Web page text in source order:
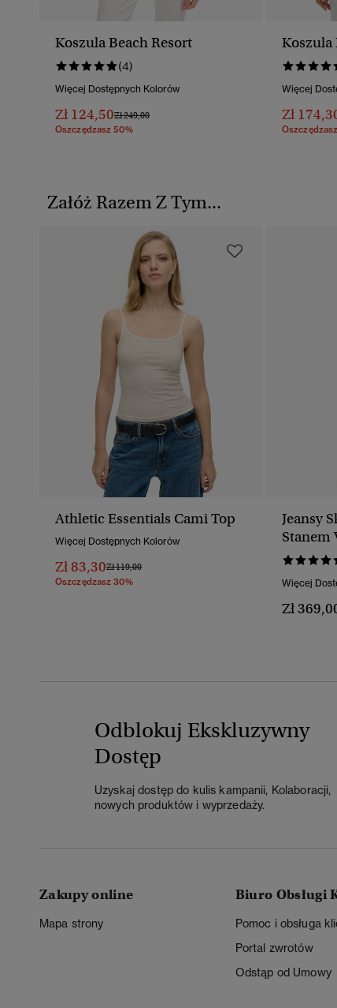
Koszula Beach Resort
(4)
Więcej Dostępnych Kolorów
Zł 124,50Cena Obniżona Od
Zł 249,00Do
Oszczędzasz 50%
Koszula
Więcej
Zł
Załóż Razem Z Tym...
Athletic Essentials Cami Top
Więcej Dostępnych Kolorów
Zł 83,30Cena Obniżona Od
Zł 119,00Do
Oszczędzasz 30%
Jeansy
Stanem
Więcej
Zł
Odblokuj Ekskluzywny
Dostęp
Uzyskaj dostęp do kulis kampanii, Kolaboracji,
nowych produktów i wyprzedaży.
Zakupy online
Mapa strony
Biuro Obsługi
Pomoc i obsługa
Portal zwrotów
Odstąp od Umowy